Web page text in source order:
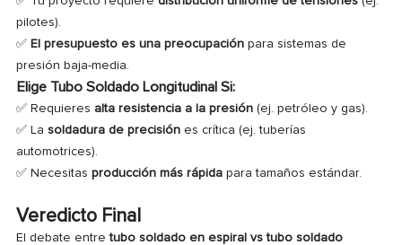
pilotes).
✅ El presupuesto es una preocupaciónpara sistemas de
presión baja-media.
Elige Tubo Soldado Longitudinal Si:
✅ Requieres alta resistencia a la presión(ej. petróleo y gas).
✅ La soldadura de precisiónes crítica (ej. tuberías
automotrices).
✅ Necesitas producción más rápidapara tamaños estándar.
Veredicto Final
El debate entretubo soldado en espiral vs tubo soldado